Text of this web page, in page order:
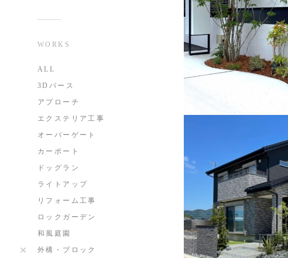
WORKS
ALL
3Dパース
アプローチ
エクステリア工事
オーバーゲート
カーポート
ドッグラン
ライトアップ
リフォーム工事
ロックガーデン
和風庭園
外構・ブロック